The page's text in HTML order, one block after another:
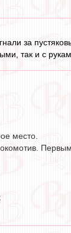
за
так и с
место.